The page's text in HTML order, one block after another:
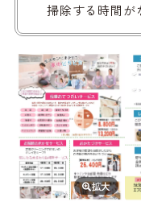
掃除する時間が